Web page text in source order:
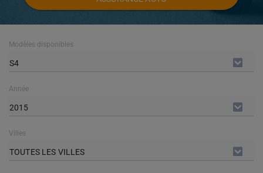
Modèles disponibles
S4
Année
2015
Villes
TOUTES LES VILLES